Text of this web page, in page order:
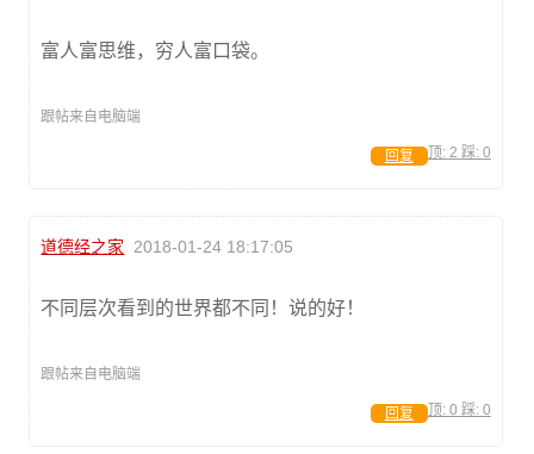
富人富思维，穷人富口袋。
跟帖来自电脑端
顶: 2 踩: 0
回复
道德经之家 2018-01-24 18:17:05
不同层次看到的世界都不同！说的好！
跟帖来自电脑端
顶: 0 踩: 0
回复